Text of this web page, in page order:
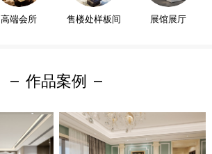
高端会所 售楼处样板间 展馆展厅
作品案例